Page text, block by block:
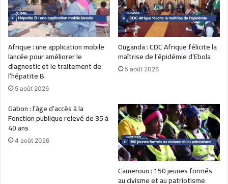
Afrique : une application mobile
lancée pour améliorer le
diagnostic et le traitement de
l’hépatite B
5 août 2026
Ouganda : CDC Afrique félicite la
maîtrise de l’épidémie d’Ebola
5 août 2026
Gabon : l’âge d’accès à la
Fonction publique relevé de 35 à
40 ans
4 août 2026
Cameroun : 150 jeunes formés
au civisme et au patriotisme